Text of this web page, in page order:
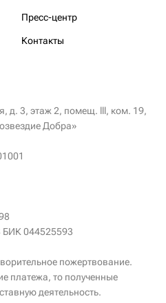
Пресс-центр
Контакты
д. 3, этаж 2, помещ. lll, ком. 19,
Добра»
БИК 044525593
пожертвование.
платежа, то полученные
деятельность.